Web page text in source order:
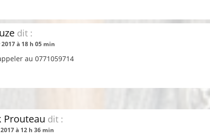
dit :
à 18 h 05 min
au 0771059714
Prouteau dit :
à 12 h 36 min